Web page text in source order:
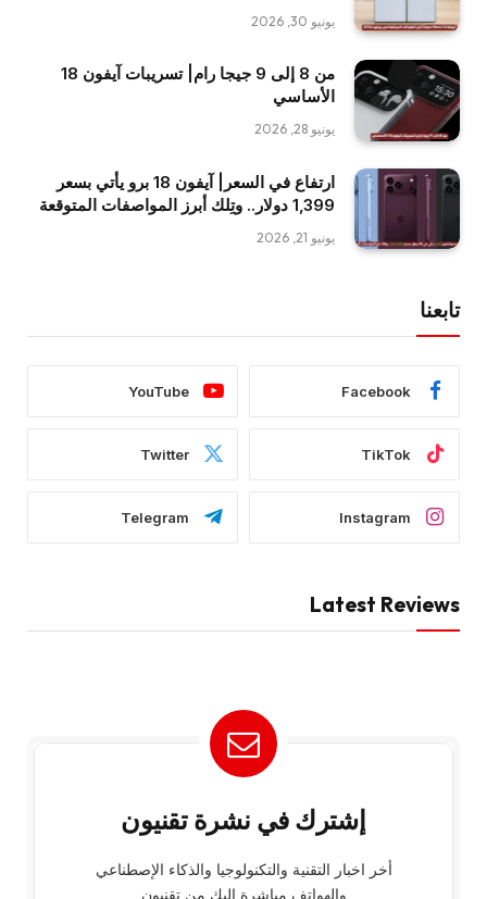
يونيو 30, 2026
من 8 إلى 9 جيجا رام| تسريبات آيفون 18
الأساسي
يونيو 28, 2026
ارتفاع في السعر| آيفون 18 برو يأتي بسعر
1,399 دولار.. وتِلك أبرز المواصفات المتوقعة
يونيو 21, 2026
تابعنا
Facebook
YouTube
TikTok
Twitter
Instagram
Telegram
Latest Reviews
إشترك في نشرة تقنيون
أخر اخبار التقنية والتكنولوجيا والذكاء الإصطناعي
والهواتف مباشرة إليك من تقنيون